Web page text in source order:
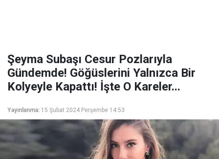
Şeyma Subaşı Cesur Pozlarıyla
Gündemde! Göğüslerini Yalnızca Bir
Kolyeyle Kapattı! İşte O Kareler...
Yayınlanma: 15 Şubat 2024 Perşembe 14:53